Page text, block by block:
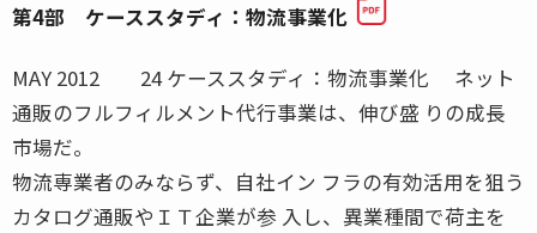
第4部 ケーススタディ：物流事業化
MAY 2012 24 ケーススタディ：物流事業化 ネット
通販のフルフィルメント代行事業は、伸び盛 りの成長
市場だ。
物流専業者のみならず、自社イン フラの有効活用を狙う
カタログ通販やＩＴ企業が参 入し、異業種間で荷主を